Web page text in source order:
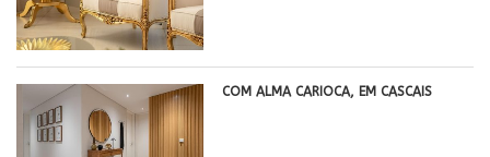
COM ALMA CARIOCA, EM CASCAIS